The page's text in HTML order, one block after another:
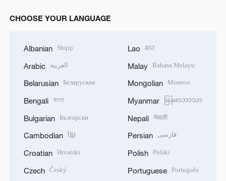
CHOOSE YOUR LANGUAGE
Albanian Shqip
Arabic العربية
Belarusian Беларуская
Bengali বাংলা
Bulgarian Български
Cambodian ខ្មែរ
Croatian Hrvatski
Czech Český
Lao ລາວ
Malay Bahasa Melayu
Mongolian Монгол
Myanmar မြန်မာဘာသာ
Nepali नेपाली
Persian فارسی
Polish Polski
Portuguese Português